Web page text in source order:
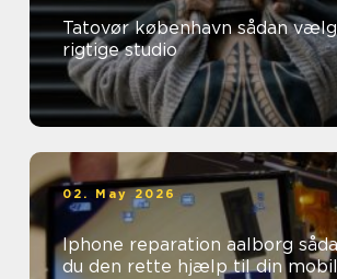
Tatovør københavn sådan vælger du det
rigtige studio
02. May 2026
Iphone reparation aalborg sådan finder
du den rette hjælp til din mobil